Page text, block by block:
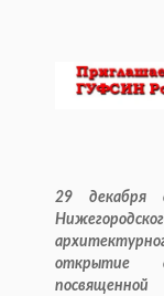
29 декабря
открытие